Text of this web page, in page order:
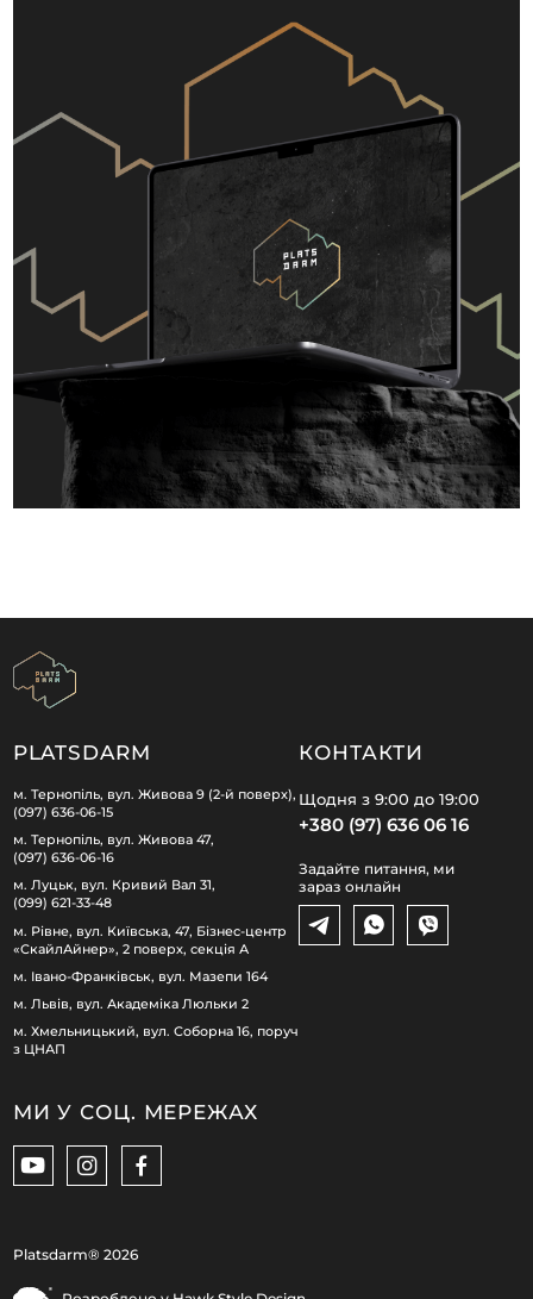
PLATSDARM
м. Тернопіль, вул. Живова 9 (2-й поверх),
(097) 636-06-15
м. Тернопіль, вул. Живова 47,
(097) 636-06-16
м. Луцьк, вул. Кривий Вал 31,
(099) 621-33-48
м. Рівне, вул. Київська, 47, Бізнес-центр
«СкайлАйнер», 2 поверх, секція А
м. Івано-Франківськ, вул. Мазепи 164
м. Львів, вул. Академіка Люльки 2
м. Хмельницький, вул. Соборна 16, поруч
з ЦНАП
КОНТАКТИ
Щодня з 9:00 до 19:00
+380 (97) 636 06 16
Задайте питання, ми
зараз онлайн
МИ У СОЦ. МЕРЕЖАХ
Platsdarm® 2026